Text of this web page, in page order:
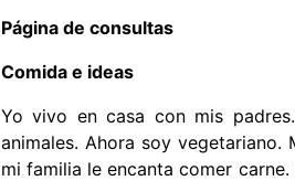
Página de consultas
Comida e ideas
Yo vivo en casa con mis
animales. Ahora soy
mi familia le encanta comer